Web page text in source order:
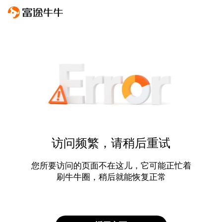
访问频繁，请稍后重试
您所要访问的页面不在这儿，它可能正忙着
刷牛牛圈，稍后就能恢复正常